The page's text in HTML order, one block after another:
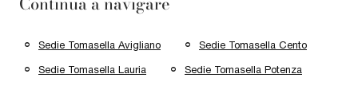
Sedie Tomasella Avigliano Sedie Tomasella Cento
Sedie Tomasella Lauria Sedie Tomasella Potenza